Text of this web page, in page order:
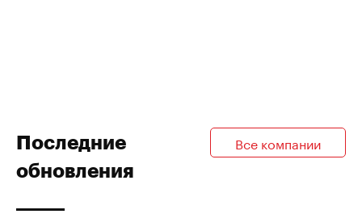
Последние
обновления
Все компании